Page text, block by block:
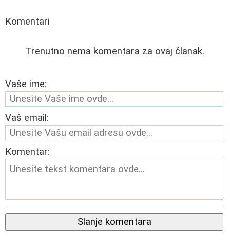
Komentari
Trenutno nema komentara za ovaj članak.
Vaše ime:
Vaš email:
Komentar:
Slanje komentara